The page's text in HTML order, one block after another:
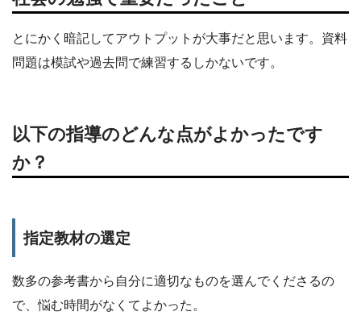
とにかく暗記してアウトプットが大事だと思います。資料
問題は模試や過去問で練習するしかないです。
以下の指導のどんな点がよかったです
か？
指定教材の選定
数多の参考書から自分に適切なものを選んでくださるの
で、悩む時間がなくてよかった。